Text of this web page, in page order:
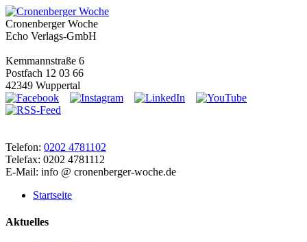
Cronenberger Woche
Echo Verlags-GmbH
Kemmannstraße 6
Postfach 12 03 66
42349 Wuppertal
Telefon: 0202 4781102
Telefax: 0202 4781112
E-Mail: info @ cronenberger-woche.de
Startseite
Aktuelles